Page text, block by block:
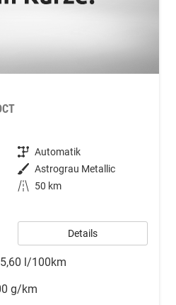
Getriebe Automatik
Außenfarbe Astrograu Metallic
Kilometerstand
50 km
Details
5,60 l/100km
g/km